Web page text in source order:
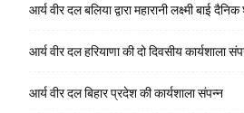
आर्य वीर दल बलिया द्वारा महारानी लक्ष्मी बाई
आर्य वीर दल हरियाणा की दो दिवसीय कार्यशाला
आर्य वीर दल बिहार प्रदेश की कार्यशाला संपन्न